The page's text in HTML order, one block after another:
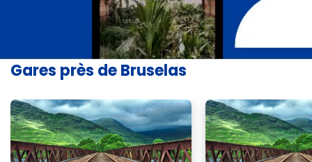
Gares près de Bruselas